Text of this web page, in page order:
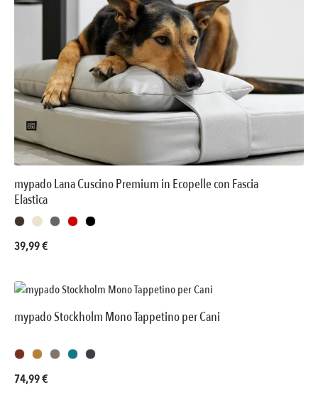
mypado Lana Cuscino Premium in Ecopelle con Fascia
Elastica
Prezzo normale:
39,99 €
mypado Stockholm Mono Tappetino per Cani
Prezzo normale:
74,99 €